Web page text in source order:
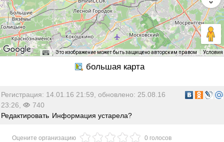
Это изображение может быть защищено авторским правом Условия
Регистрация: 14.01.16 21:59, обновлено: 25.08.16
23:26,
740
Редактировать Информация устарела?
Оцените организацию 0 голосов